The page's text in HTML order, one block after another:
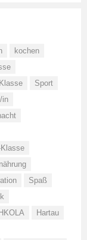
kochen
Sport
in
Spaß
Hartau